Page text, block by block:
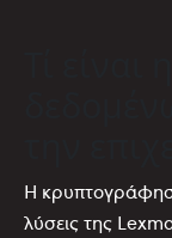
Η
λύσεις της